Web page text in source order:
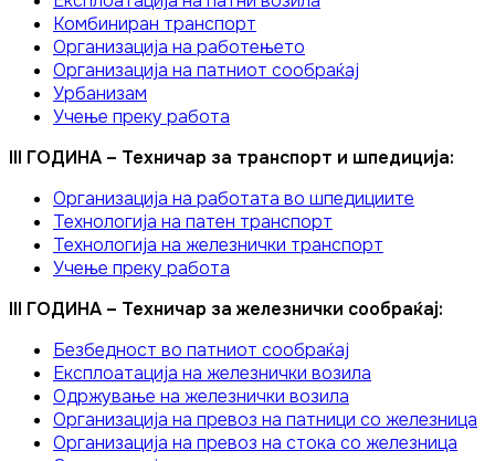
Комбиниран транспорт
Организација на работењето
Организација на патниот сообраќај
Урбанизам
Учење преку работа
III ГОДИНА – Техничар за транспорт и шпедиција:
Организација на работата во шпедициите
Технологија на патен транспорт
Технологија на железнички транспорт
Учење преку работа
III ГОДИНА – Техничар за железнички сообраќај:
Безбедност во патниот сообраќај
Експлоатација на железнички возила
Одржување на железнички возила
Организација на превоз на патници со железница
Организација на превоз на стока со железница